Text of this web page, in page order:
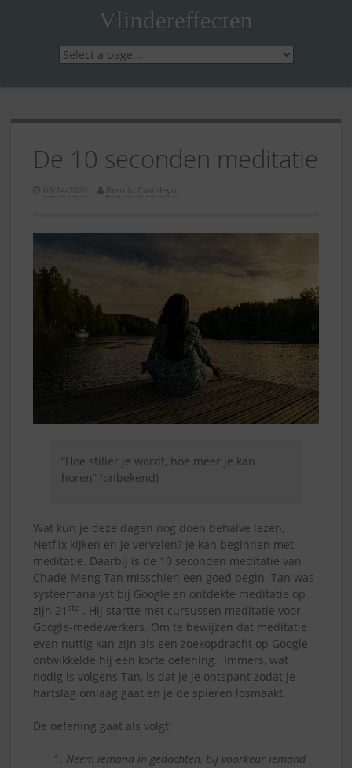
Vlindereffecten
De 10 seconden meditatie
03/14/2020 Brenda Casteleyn
“Hoe stiller je wordt, hoe meer je kan
horen” (onbekend)
Wat kun je deze dagen nog doen behalve lezen,
Netflix kijken en je vervelen? Je kan beginnen met
meditatie. Daarbij is de 10 seconden meditatie van
Chade-Meng Tan misschien een goed begin. Tan was
systeemanalyst bij Google en ontdekte meditatie op
zijn 21 ste . Hij startte met cursussen meditatie voor
Google-medewerkers. Om te bewijzen dat meditatie
even nuttig kan zijn als een zoekopdracht op Google
ontwikkelde hij een korte oefening. Immers, wat
nodig is volgens Tan, is dat je je ontspant zodat je
hartslag omlaag gaat en je de spieren losmaakt.
De oefening gaat als volgt:
Neem iemand in gedachten, bij voorkeur iemand